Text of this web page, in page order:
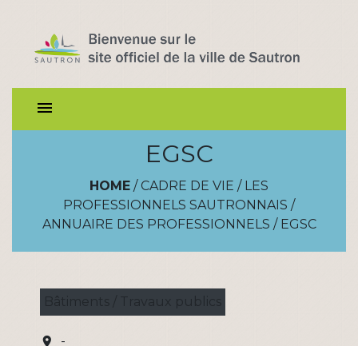
menu
EGSC
HOME / CADRE DE VIE / LES
PROFESSIONNELS SAUTRONNAIS /
ANNUAIRE DES PROFESSIONNELS / EGSC
Bâtiments / Travaux publics
location_on
-